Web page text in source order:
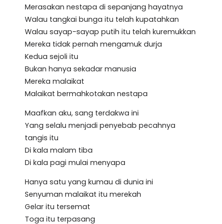
Merasakan nestapa di sepanjang hayatnya
Walau tangkai bunga itu telah kupatahkan
Walau sayap-sayap putih itu telah kuremukkan
Mereka tidak pernah mengamuk durja
Kedua sejoli itu
Bukan hanya sekadar manusia
Mereka malaikat
Malaikat bermahkotakan nestapa
Maafkan aku, sang terdakwa ini
Yang selalu menjadi penyebab pecahnya
tangis itu
Di kala malam tiba
Di kala pagi mulai menyapa
Hanya satu yang kumau di dunia ini
Senyuman malaikat itu merekah
Gelar itu tersemat
Toga itu terpasang